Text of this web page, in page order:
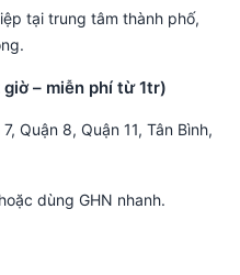
tại trung tâm thành phố,
– miễn phí từ 1tr)
Quận 8, Quận 11, Tân Bình,
dùng GHN nhanh.